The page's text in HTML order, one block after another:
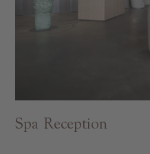
Spa Reception